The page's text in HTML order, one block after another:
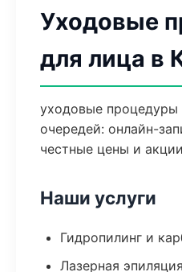
Уходовые
для лица в
уходовые процедуры
очередей: онлайн-
честные цены и
Наши услуги
Гидропилинг и
Лазерная